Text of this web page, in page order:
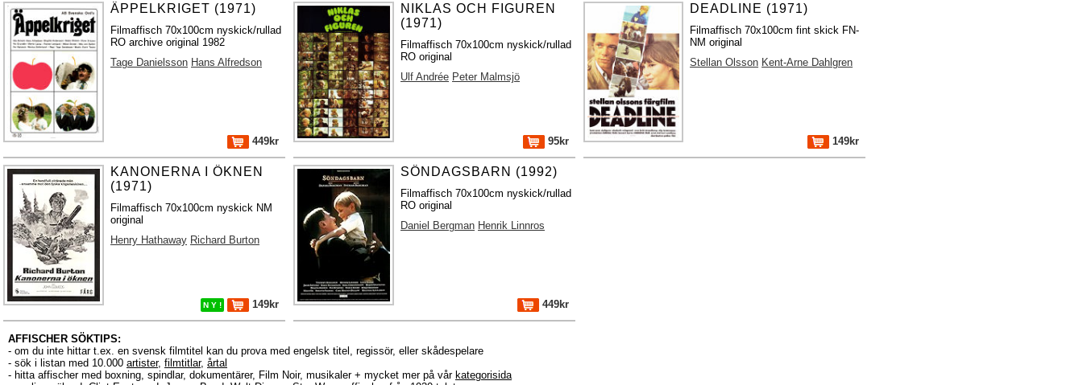
ÄPPELKRIGET (1971)
Filmaffisch 70x100cm nyskick/rullad
RO archive original 1982
Tage Danielsson Hans Alfredson
449kr
NIKLAS OCH FIGUREN
(1971)
Filmaffisch 70x100cm nyskick/rullad
RO original
Ulf Andrée Peter Malmsjö
95kr
DEADLINE (1971)
Filmaffisch 70x100cm fint skick FN-
NM original
Stellan Olsson Kent-Arne Dahlgren
149kr
KANONERNA I ÖKNEN
(1971)
Filmaffisch 70x100cm nyskick NM
original
Henry Hathaway Richard Burton
N Y ! 149kr
SÖNDAGSBARN (1992)
Filmaffisch 70x100cm nyskick/rullad
RO original
Daniel Bergman Henrik Linnros
449kr
AFFISCHER SÖKTIPS:
- om du inte hittar t.ex. en svensk filmtitel kan du prova med engelsk titel, regissör, eller skådespelare
- sök i listan med 10.000 artister, filmtitlar, årtal
- hitta affischer med boxning, spindlar, dokumentärer, Film Noir, musikaler + mycket mer på vår kategorisida